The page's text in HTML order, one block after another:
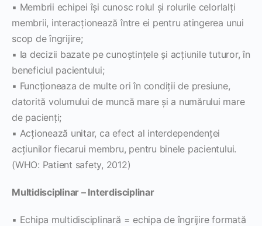
▪ Membrii echipei îşi cunosc rolul şi rolurile celorlalţi
membrii, interacţionează între ei pentru atingerea unui
scop de îngrijire;
▪ Ia decizii bazate pe cunoştinţele şi acţiunile tuturor, în
beneficiul pacientului;
▪ Funcţioneaza de multe ori în condiţii de presiune,
datorită volumului de muncă mare şi a numărului mare
de pacienţi;
▪ Acţionează unitar, ca efect al interdependenţei
acţiunilor fiecarui membru, pentru binele pacientului.
(WHO: Patient safety, 2012)
Multidisciplinar – Interdisciplinar
▪ Echipa multidisciplinară = echipa de îngrijire formată